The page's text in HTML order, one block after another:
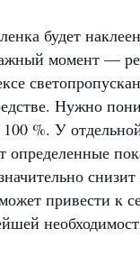
будет
момент —
Нужно
%. У
определенные
снизит
привести к